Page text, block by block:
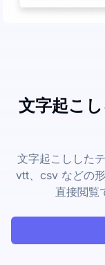
文字起こ
文字起こしした
vtt、csv などの
直接閲覧